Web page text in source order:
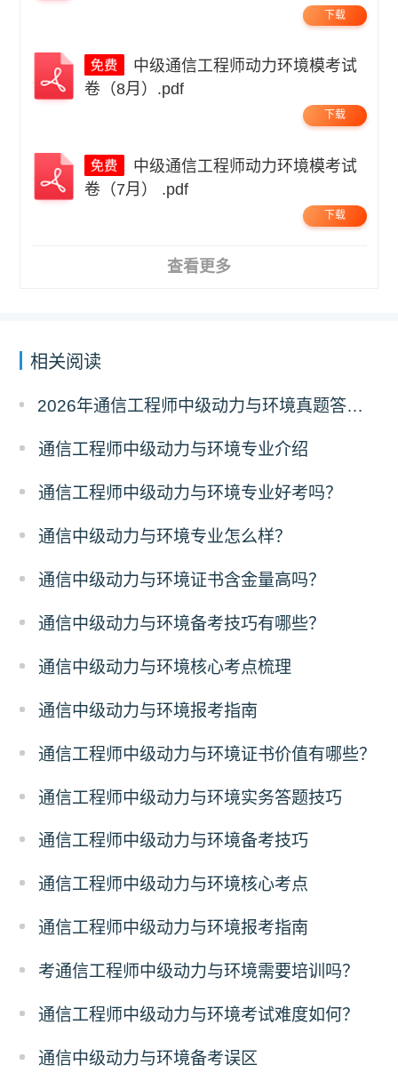
下载
卷（8月）.pdf
下载
卷（7月） .pdf
下载
查看更多
相关阅读
2026年通信工程师中级动力与环境真题答案解析（考后更新）
通信工程师中级动力与环境专业介绍
通信工程师中级动力与环境专业好考吗？
通信中级动力与环境专业怎么样？
通信中级动力与环境证书含金量高吗？
通信中级动力与环境备考技巧有哪些？
通信中级动力与环境核心考点梳理
通信中级动力与环境报考指南
通信工程师中级动力与环境证书价值有哪些？
通信工程师中级动力与环境实务答题技巧
通信工程师中级动力与环境备考技巧
通信工程师中级动力与环境核心考点
通信工程师中级动力与环境报考指南
考通信工程师中级动力与环境需要培训吗？
通信工程师中级动力与环境考试难度如何？
通信中级动力与环境备考误区